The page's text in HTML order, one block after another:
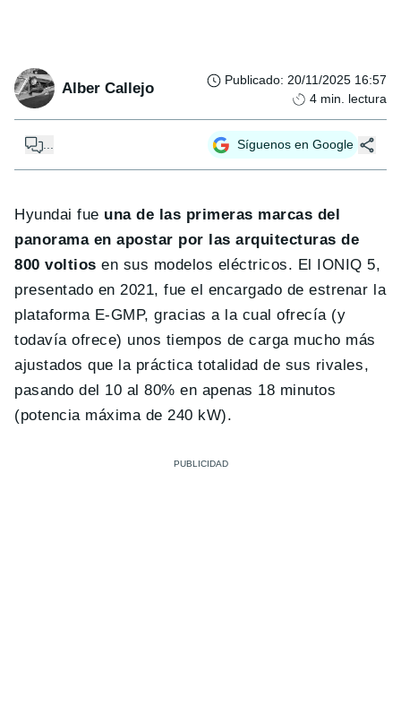
Alber Callejo Publicado: 20/11/2025 16:57
4 min. lectura
... Síguenos en Google
Hyundai fue una de las primeras marcas del
panorama en apostar por las arquitecturas de
800 voltiosen sus modelos eléctricos. El IONIQ 5,
presentado en 2021, fue el encargado de estrenar la
plataforma E-GMP, gracias a la cual ofrecía (y
todavía ofrece) unos tiempos de carga mucho más
ajustados que la práctica totalidad de sus rivales,
pasando del 10 al 80% en apenas 18 minutos
(potencia máxima de 240 kW).